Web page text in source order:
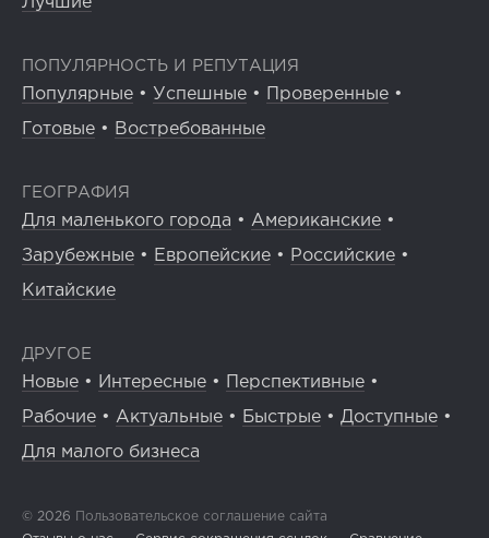
ПОПУЛЯРНОСТЬ И РЕПУТАЦИЯ
Популярные • Успешные • Проверенные •
Готовые • Востребованные
ГЕОГРАФИЯ
Для маленького города • Американские •
Зарубежные • Европейские • Российские •
Китайские
ДРУГОЕ
Новые • Интересные • Перспективные •
Рабочие • Актуальные • Быстрые • Доступные •
Для малого бизнеса
© 2026 Пользовательское соглашение сайта